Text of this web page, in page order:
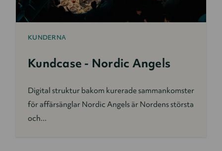
KUNDERNA
Kundcase - Nordic Angels
Digital struktur bakom kurerade sammankomster
för affärsänglar Nordic Angels är Nordens största
och...